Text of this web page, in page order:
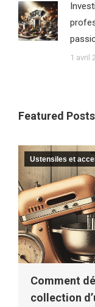
1 avril
Featured Posts
Ustensiles et
Comment
collection